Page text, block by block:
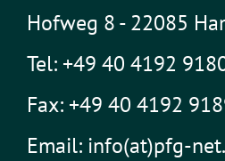
Hofweg 8 - 22085
Tel: +49 40 4192
Fax: +49 40 4192
Email: info(at)pfg-